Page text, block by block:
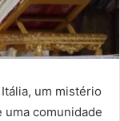
um mistério
comunidade